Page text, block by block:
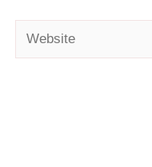
Website